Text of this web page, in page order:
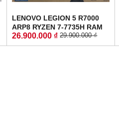
LENOVO LEGION 5 R7000
ARP8 RYZEN 7-7735H RAM
16GG SSD 512GB RTX™
4060 8GB GDDR6 MÀN HÌNH
26.900.000 ₫ 29.900.000 ₫